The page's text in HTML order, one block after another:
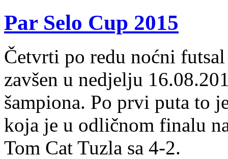
Par Selo Cup 2015
Četvrti po redu noćni
zavšen u nedjelju
šampiona. Po prvi puta to
koja je u odličnom finalu
Tom Cat Tuzla sa 4-2.